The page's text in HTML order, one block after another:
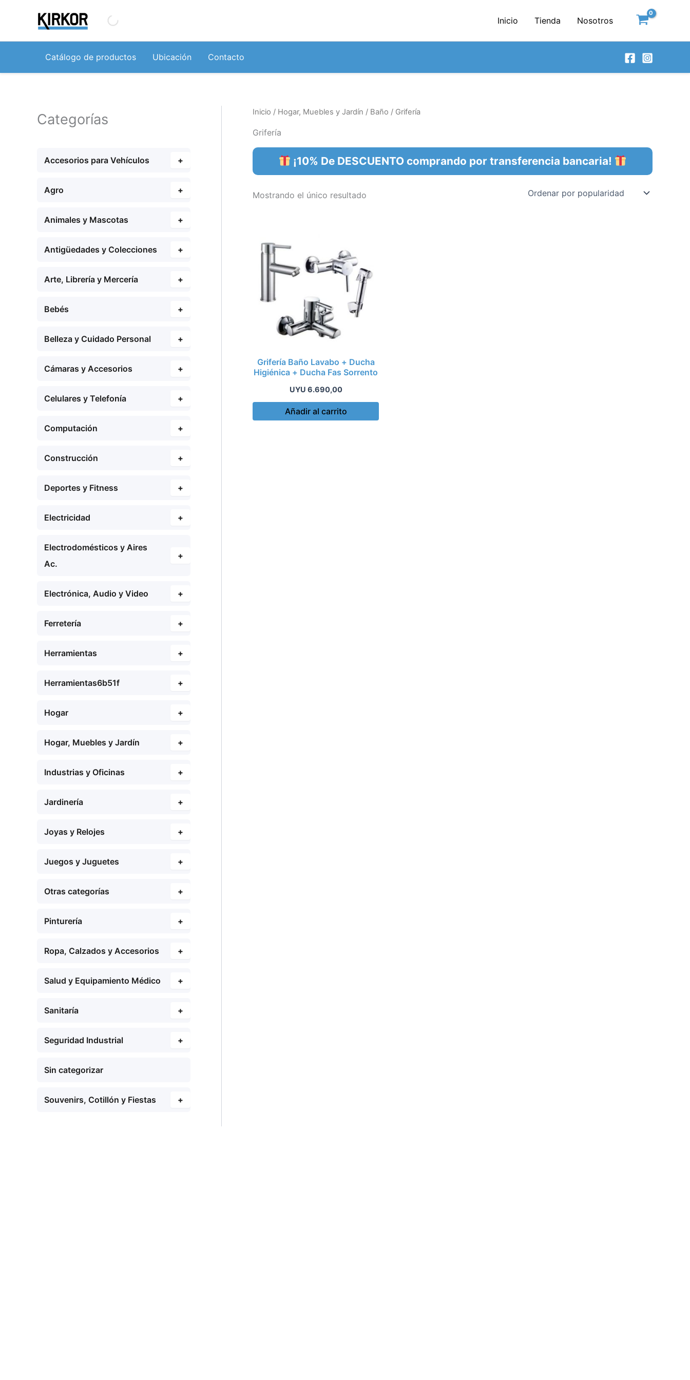
contenido
Inicio Tienda Nosotros
Catálogo de productos Ubicación Contacto
Categorías
Accesorios para Vehículos +
Agro +
Animales y Mascotas +
Antigüedades y Colecciones +
Arte, Librería y Mercería +
Bebés +
Belleza y Cuidado Personal +
Cámaras y Accesorios +
Celulares y Telefonía +
Computación +
Construcción +
Deportes y Fitness +
Electricidad +
Electrodomésticos y Aires
Ac.
+
Electrónica, Audio y Video +
Ferretería +
Herramientas +
Herramientas6b51f +
Hogar +
Hogar, Muebles y Jardín +
Industrias y Oficinas +
Jardinería +
Joyas y Relojes +
Juegos y Juguetes +
Otras categorías +
Pinturería +
Ropa, Calzados y Accesorios +
Salud y Equipamiento Médico +
Sanitaría +
Seguridad Industrial +
Sin categorizar
Souvenirs, Cotillón y Fiestas +
Inicio / Hogar, Muebles y Jardín / Baño / Grifería
Grifería
¡10% De DESCUENTO comprando por transferencia bancaria!
Mostrando el único resultado
Grifería Baño Lavabo + Ducha
Higiénica + Ducha Fas Sorrento
UYU 6.690,00
Añadir al carrito